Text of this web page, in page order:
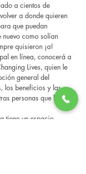
a cientos de
a donde quieren
que puedan
nuevo como solían
quisieron ¡a!
Lives, quien le
general del
los beneficios y las
personas que han